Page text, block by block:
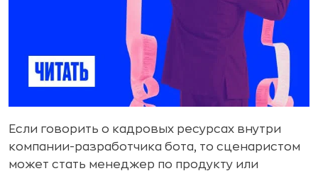
Если говорить о кадровых ресурсах внутри
компании-разработчика бота, то сценаристом
может стать менеджер по продукту или